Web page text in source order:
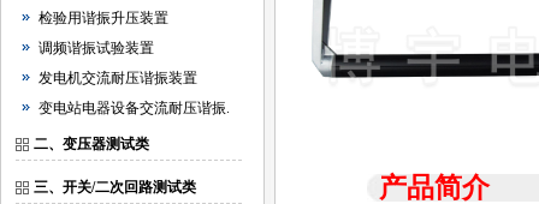
检验用谐振升压装置
调频谐振试验装置
发电机交流耐压谐振装置
变电站电器设备交流耐压谐振.
二、变压器测试类
三、开关/二次回路测试类 产品简介